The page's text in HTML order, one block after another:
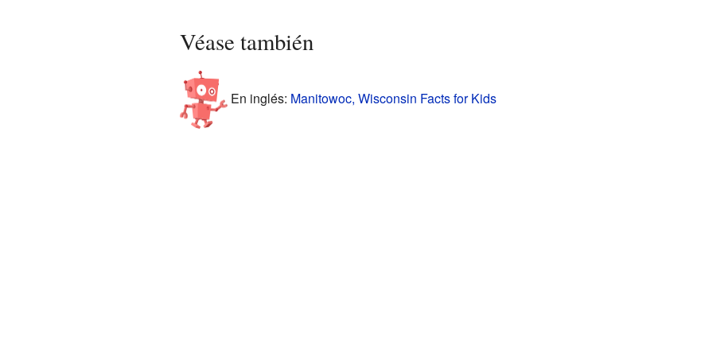
Véase también
En inglés: Manitowoc, Wisconsin Facts for Kids